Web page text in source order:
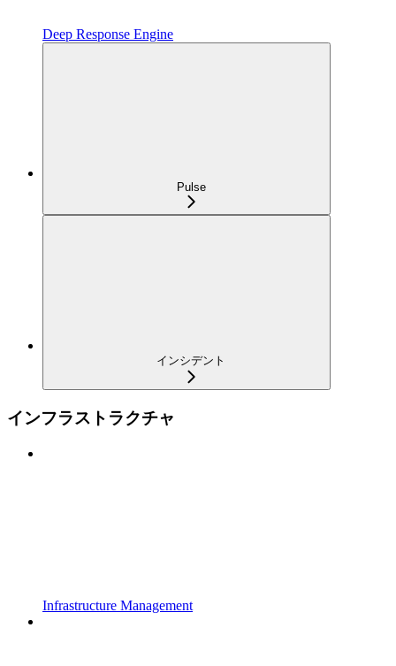
Deep Response Engine
Pulse
インシデント
インフラストラクチャ
Infrastructure Management